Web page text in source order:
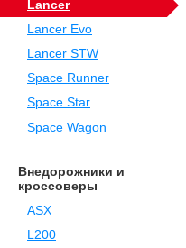
Lancer
Lancer Evo
Lancer STW
Space Runner
Space Star
Space Wagon
Внедорожники и
кроссоверы
ASX
L200